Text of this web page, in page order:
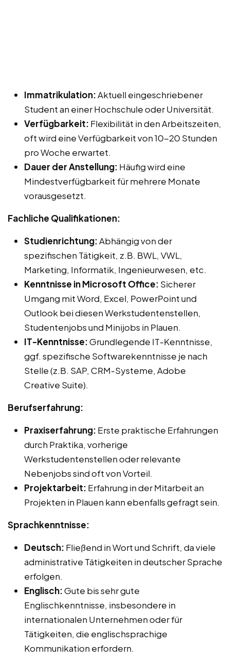
Immatrikulation:Aktuell eingeschriebener
Student an einer Hochschule oder Universität.
Verfügbarkeit: Flexibilität in den Arbeitszeiten,
oft wird eine Verfügbarkeit von 10-20 Stunden
pro Woche erwartet.
Dauer der Anstellung: Häufig wird eine
Mindestverfügbarkeit für mehrere Monate
vorausgesetzt.
Fachliche Qualifikationen:
Studienrichtung:Abhängig von der
spezifischen Tätigkeit, z.B. BWL, VWL,
Marketing, Informatik, Ingenieurwesen, etc.
Kenntnisse in Microsoft Office: Sicherer
Umgang mit Word, Excel, PowerPoint und
Outlook bei diesen Werkstudentenstellen,
Studentenjobs und Minijobs in Plauen.
IT-Kenntnisse:Grundlegende IT-Kenntnisse,
ggf. spezifische Softwarekenntnisse je nach
Stelle (z.B. SAP, CRM-Systeme, Adobe
Creative Suite).
Berufserfahrung:
Praxiserfahrung: Erste praktische Erfahrungen
durch Praktika, vorherige
Werkstudentenstellen oder relevante
Nebenjobs sind oft von Vorteil.
Projektarbeit: Erfahrung in der Mitarbeit an
Projekten in Plauen kann ebenfalls gefragt sein.
Sprachkenntnisse:
Deutsch: Fließend in Wort und Schrift, da viele
administrative Tätigkeiten in deutscher Sprache
erfolgen.
Englisch:Gute bis sehr gute
Englischkenntnisse, insbesondere in
internationalen Unternehmen oder für
Tätigkeiten, die englischsprachige
Kommunikation erfordern.